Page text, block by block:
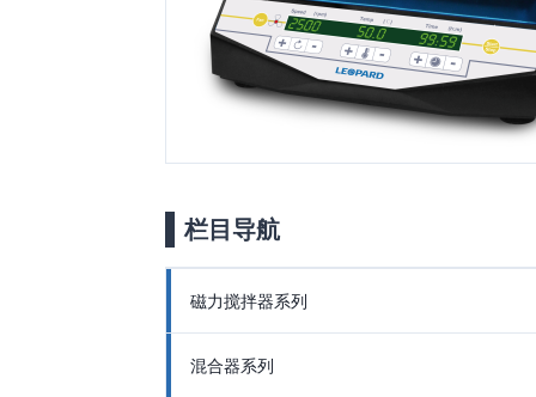
栏目导航
磁力搅拌器系列
混合器系列